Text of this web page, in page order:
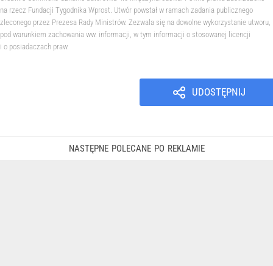
na rzecz Fundacji Tygodnika Wprost. Utwór powstał w ramach zadania publicznego
zleconego przez Prezesa Rady Ministrów. Zezwala się na dowolne wykorzystanie utworu,
pod warunkiem zachowania ww. informacji, w tym informacji o stosowanej licencji
i o posiadaczach praw.
UDOSTĘPNIJ